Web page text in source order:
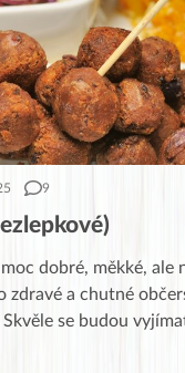
9
dobré, měkké, ale
zdravé a chutné
se budou